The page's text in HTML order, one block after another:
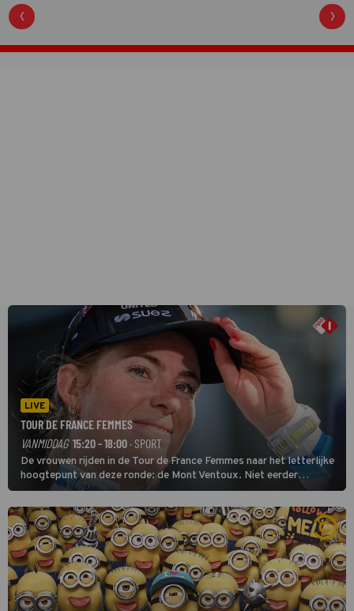
LIVE
TOUR DE FRANCE FEMMES
VANMIDDAG 15:20 - 18:00 · SPORT
De vrouwen rijden in de Tour de France Femmes naar het letterlijke
hoogtepunt van deze ronde: de Mont Ventoux. Niet eerder
finishten de vrouwen voor deze koers op deze kale col uit de
buitencategorie. De aanloop naar de slotklim is vlak.